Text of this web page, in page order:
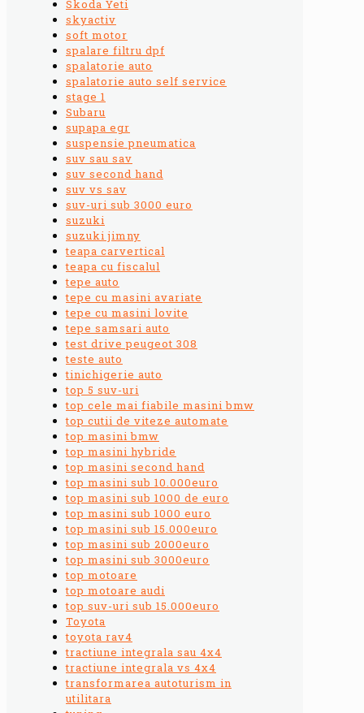
Skoda Yeti
skyactiv
soft motor
spalare filtru dpf
spalatorie auto
spalatorie auto self service
stage 1
Subaru
supapa egr
suspensie pneumatica
suv sau sav
suv second hand
suv vs sav
suv-uri sub 3000 euro
suzuki
suzuki jimny
teapa carvertical
teapa cu fiscalul
tepe auto
tepe cu masini avariate
tepe cu masini lovite
tepe samsari auto
test drive peugeot 308
teste auto
tinichigerie auto
top 5 suv-uri
top cele mai fiabile masini bmw
top cutii de viteze automate
top masini bmw
top masini hybride
top masini second hand
top masini sub 10.000euro
top masini sub 1000 de euro
top masini sub 1000 euro
top masini sub 15.000euro
top masini sub 2000euro
top masini sub 3000euro
top motoare
top motoare audi
top suv-uri sub 15.000euro
Toyota
toyota rav4
tractiune integrala sau 4x4
tractiune integrala vs 4x4
transformarea autoturism in
utilitara